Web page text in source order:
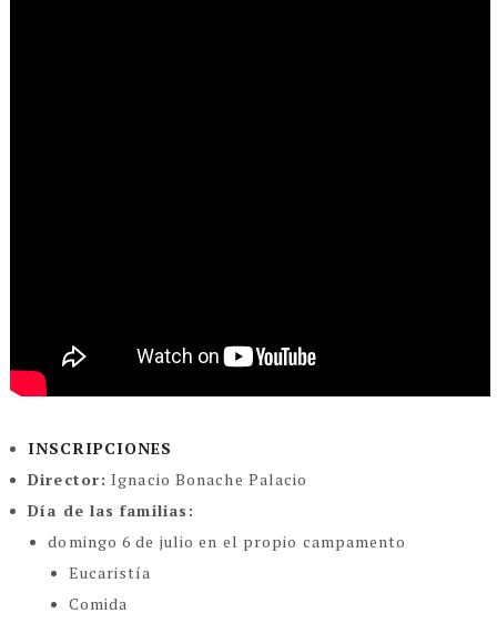
INSCRIPCIONES
Director: Ignacio Bonache Palacio
Día de las familias:
domingo 6 de julio en el propio campamento
Eucaristía
Comida